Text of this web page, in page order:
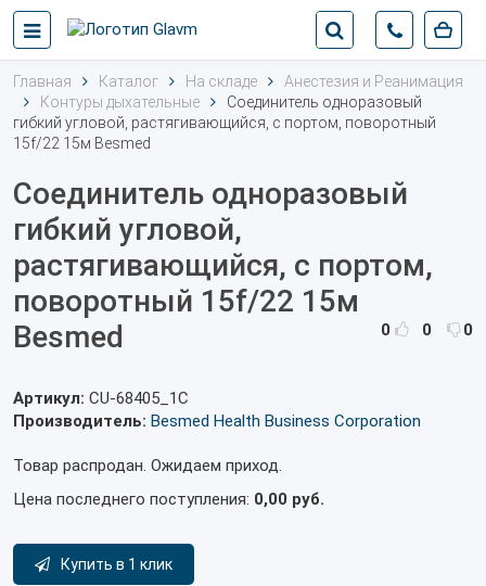
Главная Каталог На складе
Анестезия и Реанимация
Контуры дыхательные
Соединитель одноразовый
гибкий угловой, растягивающийся, с портом, поворотный
15f/22 15м Besmed
Соединитель одноразовый
гибкий угловой,
растягивающийся, с портом,
поворотный 15f/22 15м
Besmed
0 0 0
Артикул: CU-68405_1С
Производитель: Besmed Health Business Corporation
Товар распродан. Ожидаем приход.
Цена последнего поступления: 0,00 руб.
Купить в 1 клик